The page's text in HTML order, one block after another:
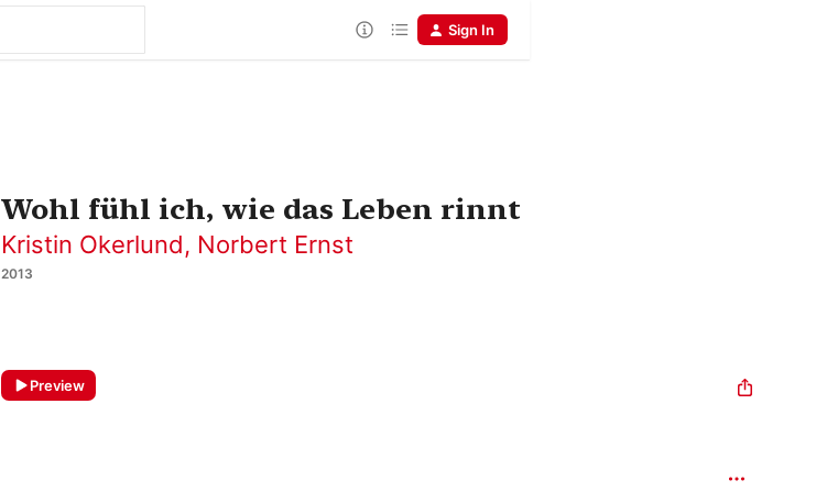
Sign In
Wohl fühl ich, wie das Leben rinnt
Kristin Okerlund, Norbert Ernst
2013
Preview